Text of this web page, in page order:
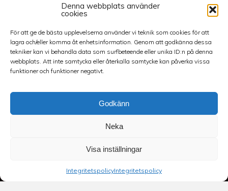
Denna webbplats använder
cookies
För att ge de bästa upplevelserna använder vi teknik som cookies för att
lagra och/eller komma åt enhetsinformation. Genom att godkänna dessa
tekniker kan vi behandla data som surfbeteende eller unika ID:n på denna
webbplats. Att inte samtycka eller återkalla samtycke kan påverka vissa
funktioner och funktioner negativt.
Godkänn
Neka
Visa inställningar
IntegritetspolicyIntegritetspolicy
Kontakt
Köpvillkor & Garanti
Integritetspolicy
spakarp@outlook.com